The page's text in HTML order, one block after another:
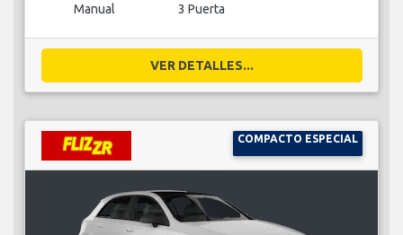
Manual 3 Puerta
VER DETALLES...
COMPACTO ESPECIAL